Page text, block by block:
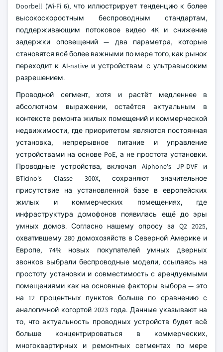
Doorbell (Wi-Fi 6), что иллюстрирует тенденцию к более
высокоскоростным беспроводным стандартам,
поддерживающим потоковое видео 4K и снижение
задержки оповещений — два параметра, которые
становятся всё более важными по мере того, как рынок
переходит к AI-native и устройствам с ультравысоким
разрешением.
Проводной сегмент, хотя и растёт медленнее в
абсолютном выражении, остаётся актуальным в
контексте ремонта жилых помещений и коммерческой
недвижимости, где приоритетом являются постоянная
установка, непрерывное питание и управление
устройствами на основе PoE, а не простота установки.
Проводные устройства, включая Aiphone's JP-DVF и
BTicino's Classe 300X, сохраняют значительное
присутствие на установленной базе в европейских
жилых и коммерческих помещениях, где
инфраструктура домофонов появилась ещё до эры
умных домов. Согласно нашему опросу за Q2 2025,
охватившему 280 домохозяйств в Северной Америке и
Европе, 74% новых покупателей умных дверных
звонков выбрали беспроводные модели, ссылаясь на
простоту установки и совместимость с арендуемыми
помещениями как на основные факторы выбора — это
на 12 процентных пунктов больше по сравнению с
аналогичной когортой 2023 года. Данные указывают на
то, что актуальность проводных устройств будет всё
больше концентрироваться в коммерческих,
многоквартирных и ремонтных сегментах по мере